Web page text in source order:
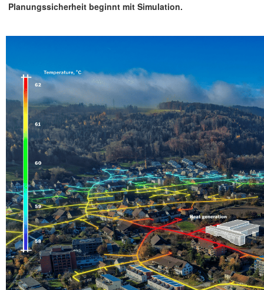
Planungssicherheit beginnt mit Simulation.